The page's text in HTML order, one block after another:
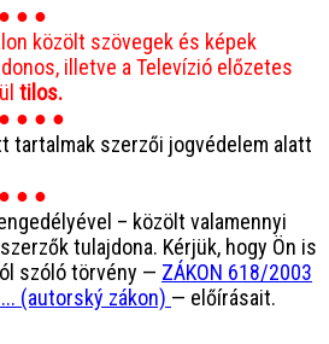
● ●
közölt szövegek és képek
illetve a Televízió előzetes
tilos.
● ● ●
tartalmak szerzői jogvédelem alatt
● ●
– közölt valamennyi
tulajdona. Kérjük, hogy Ön is
szóló törvény — ZÁKON 618/2003
(autorský zákon) — előírásait.